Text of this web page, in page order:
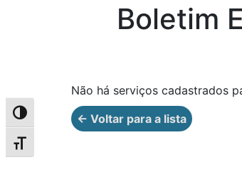
Alternar alto contraste
Alternar tamanho da fonte
Boletim
Não há serviços cadastrados
← Voltar para a lista